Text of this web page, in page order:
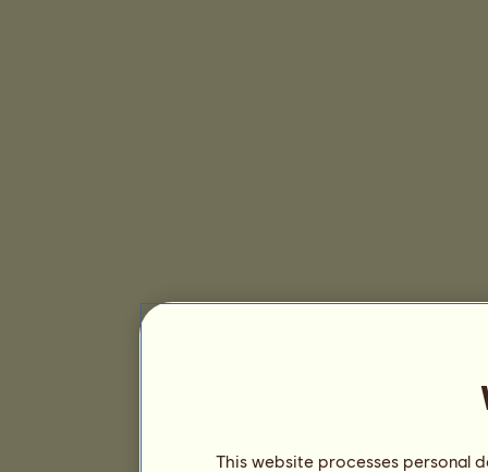
This website processes personal